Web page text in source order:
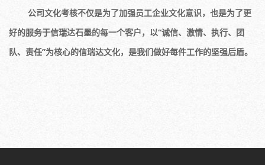
公司文化考核不仅是为了加强员工企业文化意识，也是为了更
好的服务于信瑞达石墨的每一个客户，以“诚信、 激情、 执行、团
队、责任”为核心的信瑞达文化，是我们做好每件工作的坚强后盾。